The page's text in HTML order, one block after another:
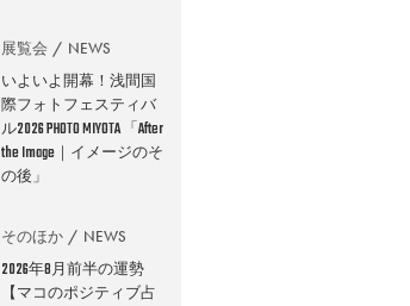
展覧会 NEWS
いよいよ開幕！浅間国
際フォトフェスティバ
ル2026 PHOTO MIYOTA 「After
the Image｜イメージのそ
の後」
そのほか NEWS
2026年8月前半の運勢
【マコのポジティブ占